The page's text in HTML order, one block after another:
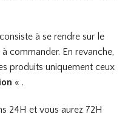
à se rendre sur le
commander. En revanche,
produits uniquement ceux
« .
24H et vous aurez 72H